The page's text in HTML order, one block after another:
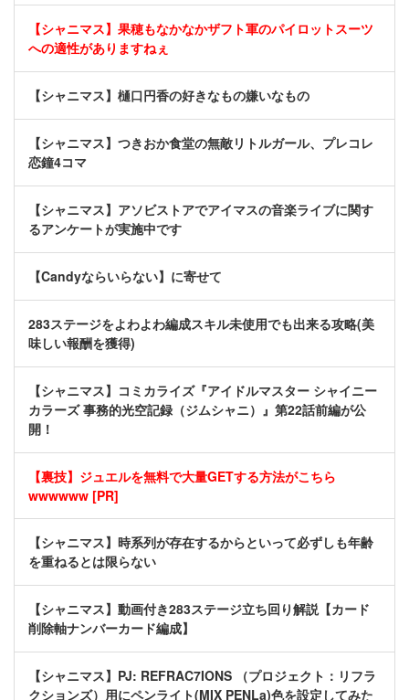
【シャニマス】果穂もなかなかザフト軍のパイロットスーツ
への適性がありますねぇ
【シャニマス】樋口円香の好きなもの嫌いなもの
【シャニマス】つきおか食堂の無敵リトルガール、プレコレ
恋鐘4コマ
【シャニマス】アソビストアでアイマスの音楽ライブに関す
るアンケートが実施中です
【Candyならいらない】に寄せて
283ステージをよわよわ編成スキル未使用でも出来る攻略(美
味しい報酬を獲得)
【シャニマス】コミカライズ『アイドルマスター シャイニー
カラーズ 事務的光空記録（ジムシャニ）』第22話前編が公
開！
【裏技】ジュエルを無料で大量GETする方法がこちら
wwwwww [PR]
【シャニマス】時系列が存在するからといって必ずしも年齢
を重ねるとは限らない
【シャニマス】動画付き283ステージ立ち回り解説【カード
削除軸ナンバーカード編成】
【シャニマス】PJ: REFRAC7IONS （プロジェクト：リフラ
クションズ）用にペンライト(MIX PENLa)色を設定してみた